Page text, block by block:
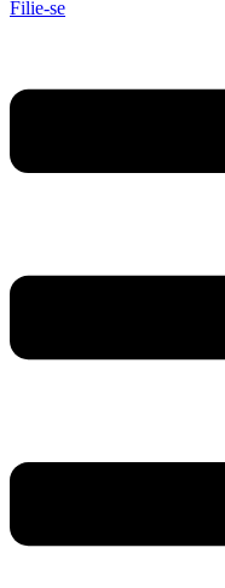
Filie-se